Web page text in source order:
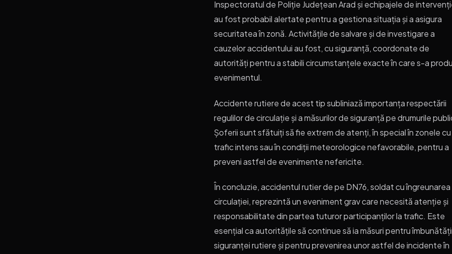
Inspectoratul de Poliție Județean Arad și echipajele de
au fost probabil alertate pentru a gestiona situația și a asigura
securitatea în zonă. Activitățile de salvare și de investigare a
cauzelor accidentului au fost, cu siguranță, coordonate de
autorități pentru a stabili circumstanțele exacte în care s-a
evenimentul.
Accidente rutiere de acest tip subliniază importanța respectării
regulilor de circulație și a măsurilor de siguranță pe drumurile
Șoferii sunt sfătuiți să fie extrem de atenți, în special în zonele cu
trafic intens sau în condiții meteorologice nefavorabile, pentru a
preveni astfel de evenimente nefericite.
În concluzie, accidentul rutier de pe DN76, soldat cu îngreunarea
circulației, reprezintă un eveniment grav care necesită atenție și
responsabilitate din partea tuturor participanților la trafic. Este
esențial ca autoritățile să continue să ia măsuri pentru
siguranței rutiere și pentru prevenirea unor astfel de incidente în